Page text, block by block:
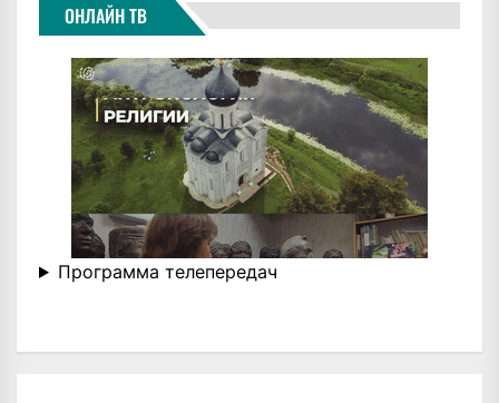
ОНЛАЙН ТВ
Программа телепередач